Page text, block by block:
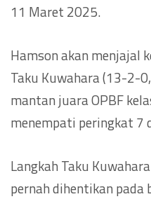
11 Maret 2025.
Hamson akan menjajal
Taku Kuwahara (13-2-
mantan juara OPBF
menempati peringkat 7
Langkah Taku
pernah dihentikan